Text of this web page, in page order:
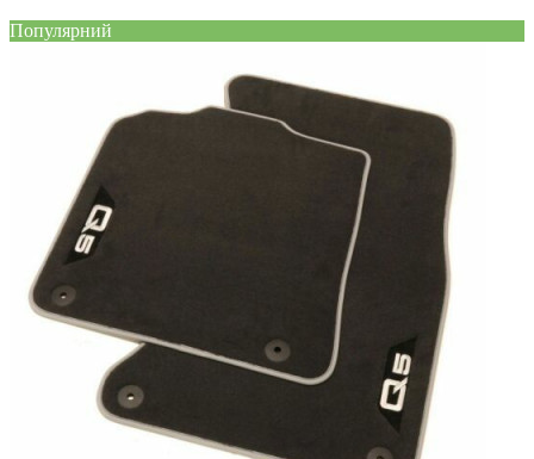
Популярний